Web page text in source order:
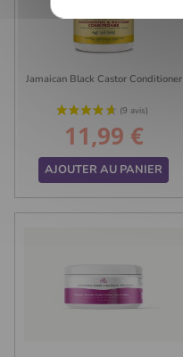
Jamaican Black Castor Conditioner
Prix
11,99 €
AJOUTER AU PANIER